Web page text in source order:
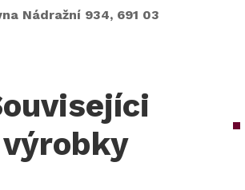
Nádražní 934, 691 03
výrobky